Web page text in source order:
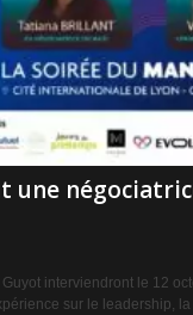
une
interviendront le 12
sur le leadership,